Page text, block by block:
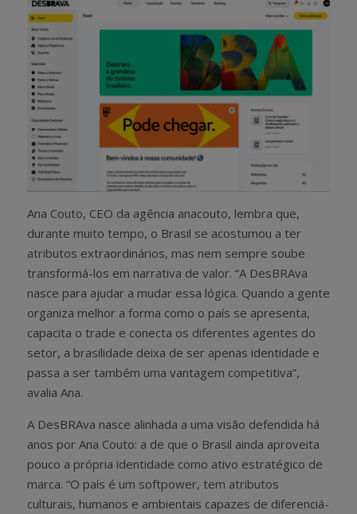
Ana Couto, CEO da agência anacouto, lembra que,
durante muito tempo, o Brasil se acostumou a ter
atributos extraordinários, mas nem sempre soube
transformá-los em narrativa de valor. “A DesBRAva
nasce para ajudar a mudar essa lógica. Quando a gente
organiza melhor a forma como o país se apresenta,
capacita o trade e conecta os diferentes agentes do
setor, a brasilidade deixa de ser apenas identidade e
passa a ser também uma vantagem competitiva”,
avalia Ana.
A DesBRAva nasce alinhada a uma visão defendida há
anos por Ana Couto: a de que o Brasil ainda aproveita
pouco a própria identidade como ativo estratégico de
marca. “O país é um softpower, tem atributos
culturais, humanos e ambientais capazes de diferenciá-